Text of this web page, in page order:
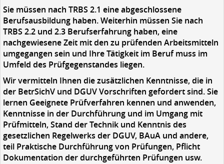
Sie müssen nach TRBS 2.1 eine abgeschlossene
Berufsausbildung haben. Weiterhin müssen Sie nach
TRBS 2.2 und 2.3 Berufserfahrung haben, eine
nachgewiesene Zeit mit den zu prüfenden Arbeitsmitteln
umgegangen sein und Ihre Tätigkeit im Beruf muss im
Umfeld des Prüfgegenstandes liegen.
Wir vermitteln Ihnen die zusätzlichen Kenntnisse, die in
der BetrSichV und DGUV Vorschriften gefordert sind. Sie
lernen Geeignete Prüfverfahren kennen und anwenden,
Kenntnisse in der Durchführung und im Umgang mit
Prüfmitteln, Stand der Technik und Kenntnis des
gesetzlichen Regelwerks der DGUV, BAuA und andere,
teil Praktische Durchführung von Prüfungen, Pflicht
Dokumentation der durchgeführten Prüfungen usw.